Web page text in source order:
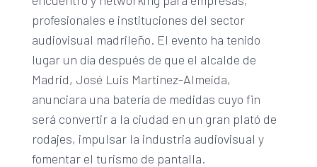
profesionales e instituciones del sector
audiovisual madrileño. El evento ha tenido
lugar un día después de que el alcalde de
Madrid, José Luis Martinez-Almeida,
anunciara una batería de medidas cuyo fin
será convertir a la ciudad en un gran plató de
rodajes, impulsar la industria audiovisual y
fomentar el turismo de pantalla.